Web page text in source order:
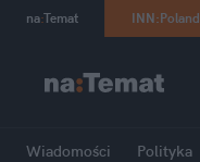
na:Temat INN:Poland
Wiadomości Polityka